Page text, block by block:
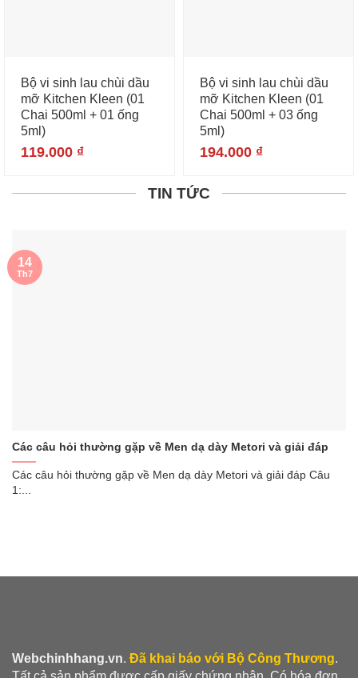
Bộ vi sinh lau chùi dầu
mỡ Kitchen Kleen (01
Chai 500ml + 01 ống
5ml)
119.000 ₫
Bộ vi sinh lau chùi dầu
mỡ Kitchen Kleen (01
Chai 500ml + 03 ống
5ml)
194.000 ₫
TIN TỨC
Các câu hỏi thường gặp về Men dạ dày Metori và giải đáp
Các câu hỏi thường gặp về Men dạ dày Metori và giải đáp Câu
1:...
14
Th7
Webchinhhang.vn. Đã khai báo với Bộ Công Thương.